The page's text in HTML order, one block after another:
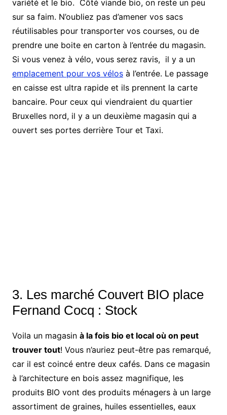
variété et le bio. Côté viande bio, on reste un peu
sur sa faim. N’oubliez pas d’amener vos sacs
réutilisables pour transporter vos courses, ou de
prendre une boite en carton à l’entrée du magasin.
Si vous venez à vélo, vous serez ravis, il y a un
emplacement pour vos vélosà l’entrée. Le passage
en caisse est ultra rapide et ils prennent la carte
bancaire. Pour ceux qui viendraient du quartier
Bruxelles nord, il y a un deuxième magasin qui a
ouvert ses portes derrière Tour et Taxi.
3. Les marché Couvert BIO place
Fernand Cocq : Stock
Voila un magasin à la fois bio et local où on peut
trouver tout! Vous n’auriez peut-être pas remarqué,
car il est coincé entre deux cafés. Dans ce magasin
à l’architecture en bois assez magnifique, les
produits BIO vont des produits ménagers à un large
assortiment de graines, huiles essentielles, eaux